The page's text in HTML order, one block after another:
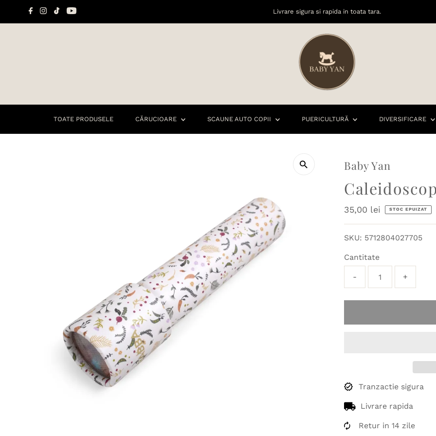
Sari la conținut Livrare sigura si rapida in toata tara.
TOATE PRODUSELE CĂRUCIOARE SCAUNE AUTO COPII PUERICULTURĂ DIVERSIFICARE
Baby Yan
Preț
obișnuit
35,00 lei STOC EPUIZAT
SKU: 5712804027705
Cantitate
- +
Tranzactie sigura
Livrare rapida
Retur in 14 zile